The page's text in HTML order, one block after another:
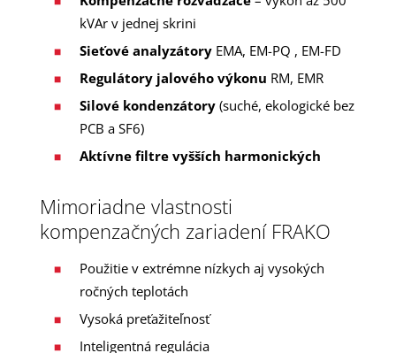
kVAr v jednej skrini
Sieťové analyzátoryEMA, EM-PQ , EM-FD
Regulátory jalového výkonu RM, EMR
Silové kondenzátory(suché, ekologické bez
PCB a SF6)
Aktívne filtre vyšších harmonických
Mimoriadne vlastnosti
kompenzačných zariadení FRAKO
Použitie v extrémne nízkych aj vysokých
ročných teplotách
Vysoká preťažiteľnosť
Inteligentná regulácia